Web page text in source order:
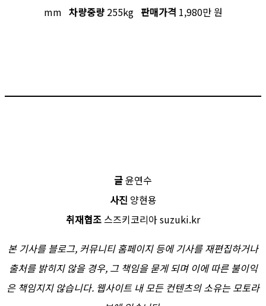
mm 차량중량 255kg 판매가격 1,980만 원
글윤연수
사진 양현용
취재협조스즈키코리아 suzuki.kr
본 기사를 블로그, 커뮤니티 홈페이지 등에 기사를 재편집하거나
출처를 밝히지 않을 경우, 그 책임을 묻게 되며 이에 따른 불이익
은 책임지지 않습니다. 웹사이트 내 모든 컨텐츠의 소유는 모토라